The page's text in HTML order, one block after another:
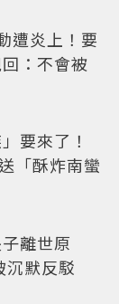
遭炎上！要
：不會被
要來了！
「酥炸南蠻
離世原
沉默反駁